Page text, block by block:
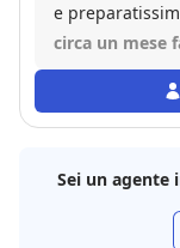
e preparatissimo è riuscito a starci accanto,
tutti i problemi
circa un mese
Sei un agente